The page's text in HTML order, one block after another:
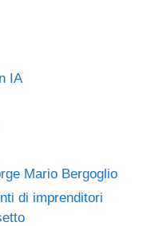
IA
Mario Bergoglio
di imprenditori